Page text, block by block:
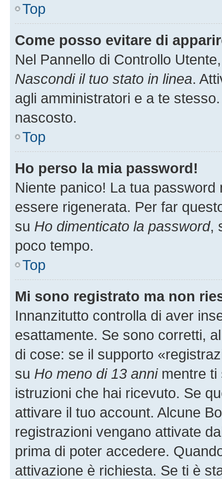
Top
Come posso evitare di
Nel Pannello di Controllo
Nascondi il tuo stato in linea.
agli amministratori e a te
nascosto.
Top
Ho perso la mia password!
Niente panico! La tua
essere rigenerata. Per far
su Ho dimenticato la password,
poco tempo.
Top
Mi sono registrato ma non
Innanzitutto controlla di aver
esattamente. Se sono corretti,
di cose: se il supporto
su Ho meno di 13 annimentre ti
istruzioni che hai ricevuto. Se
attivare il tuo account. Alcune
registrazioni vengano attivate
prima di poter accedere.
attivazione è richiesta. Se ti è